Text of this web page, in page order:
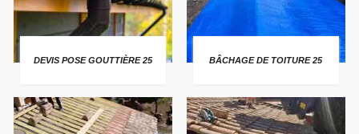
DEVIS POSE GOUTTIÈRE 25 BÂCHAGE DE TOITURE 25